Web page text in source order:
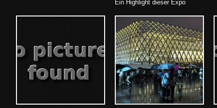
Ein Highlight dieser Expo